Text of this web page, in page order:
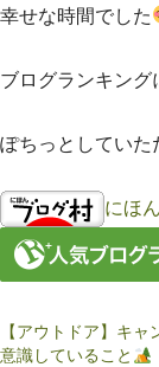
幸せな時間でした
ブログランキング
ぽちっとしていた
にほ
【アウトドア】キャ
意識していること